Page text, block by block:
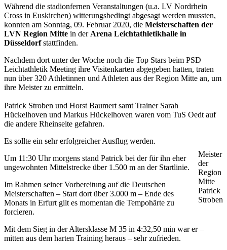
Während die stadionfernen Veranstaltungen (u.a. LV Nordrhein
Cross in Euskirchen) witterungsbedingt abgesagt werden mussten,
konnten am Sonntag, 09. Februar 2020, die Meisterschaften der
LVN Region Mitte in der Arena Leichtathletikhalle in
Düsseldorfstattfinden.
Nachdem dort unter der Woche noch die Top Stars beim PSD
Leichtathletik Meeting ihre Visitenkarten abgegeben hatten, traten
nun über 320 Athletinnen und Athleten aus der Region Mitte an, um
ihre Meister zu ermitteln.
Patrick Stroben und Horst Baumert samt Trainer Sarah
Hückelhoven und Markus Hückelhoven waren vom TuS Oedt auf
die andere Rheinseite gefahren.
Meister
der
Region
Mitte
Patrick
Stroben
Es sollte ein sehr erfolgreicher Ausflug werden.
Um 11:30 Uhr morgens stand Patrick bei der für ihn eher
ungewohnten Mittelstrecke über 1.500 m an der Startlinie.
Im Rahmen seiner Vorbereitung auf die Deutschen
Meisterschaften – Start dort über 3.000 m – Ende des
Monats in Erfurt gilt es momentan die Tempohärte zu
forcieren.
Mit dem Sieg in der Altersklasse M 35 in 4:32,50 min war er –
mitten aus dem harten Training heraus – sehr zufrieden.